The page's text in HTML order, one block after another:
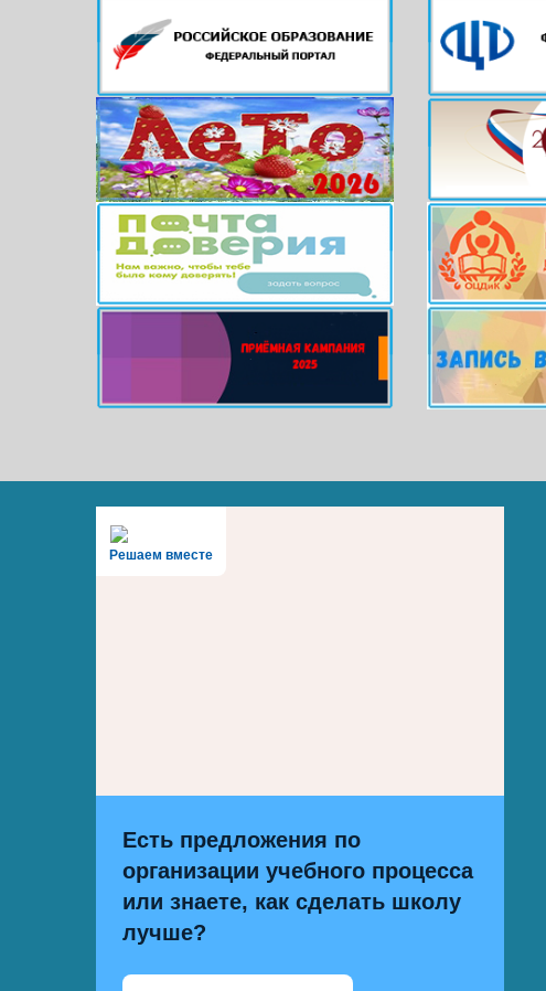
Решаем вместе
Есть предложения по
организации учебного процесса
или знаете, как сделать школу
лучше?